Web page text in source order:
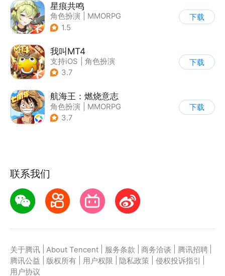
星痕共鸣
角色扮演
MMORPG
| 奇幻
1.5
下载
我叫MT4
支持iOS
角色扮演
| ARPG
3.7
下载
航海王：燃烧意志
角色扮演
MMORPG
| 奇幻
3.7
下载
联系我们
关于腾讯 About Tencent 服务条款 商务洽谈 腾讯招聘
腾讯公益
版权所有 用户权限 隐私政策 侵权投诉指引
用户协议